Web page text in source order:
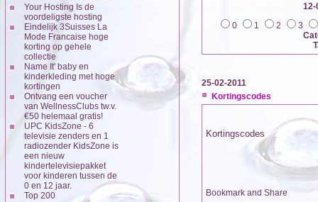
Your Hosting Is de
voordeligste hosting
Eindelijk 3Suisses La
Mode Francaise hoge
korting op gehele
collectie
Name It' baby en
kinderkleding met hoge
kortingen
Ontvang een voucher
van WellnessClubs tw.v.
€50 helemaal gratis!
UPC KidsZone - 6
televisie zenders en 1
radiozender KidsZone is
een nieuw
kindertelevisiepakket
voor kinderen tussen de
0 en 12 jaar.
Top 200
12-
0
1 2
3
25-02-2011
Kortingscodes
Kortingscodes